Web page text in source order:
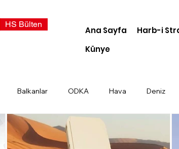
HS Bülten
Ana Sayfa Harb-i
Künye
Balkanlar ODKA Hava Deniz
Dosya Haber